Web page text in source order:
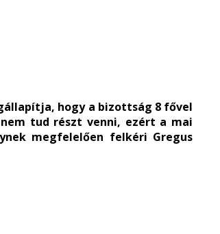
hogy a bizottság 8 fővel
tud részt venni, ezért a mai
megfelelően felkéri Gregus